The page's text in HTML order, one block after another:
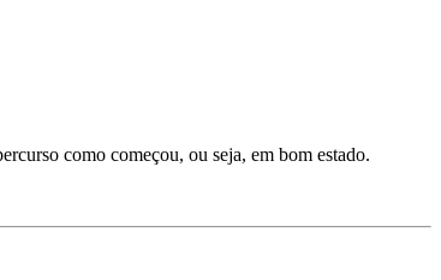
como começou, ou seja, em bom estado.